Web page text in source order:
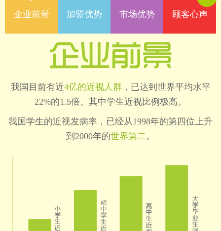
企业前景 加盟优势 市场优势 顾客心声
我国目前有近4亿的近视人群，已达到世界平均水平
22%的1.5倍。其中学生近视比例极高。
我国学生的近视发病率，已经从1998年的第四位上升
到2000年的世界第二。